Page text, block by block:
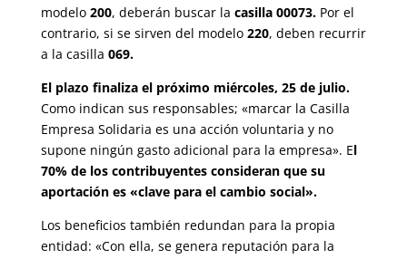
modelo 200, deberán buscar la casilla 00073. Por el
contrario, si se sirven del modelo 220, deben recurrir
a la casilla 069.
El plazo finaliza el próximo miércoles, 25 de julio.
Como indican sus responsables; «marcar la Casilla
Empresa Solidaria es una acción voluntaria y no
supone ningún gasto adicional para la empresa». El
70% de los contribuyentes consideran que su
aportación es «clave para el cambio social».
Los beneficios también redundan para la propia
entidad: «Con ella, se genera reputación para la